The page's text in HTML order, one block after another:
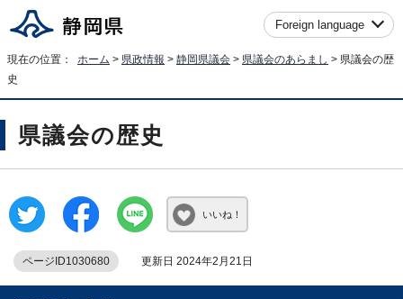
Foreign language
現在の位置： ホーム > 県政情報 > 静岡県議会 > 県議会のあらまし > 県議会の歴
史
県議会の歴史
いいね！
ページID1030680 更新日 2024年2月21日